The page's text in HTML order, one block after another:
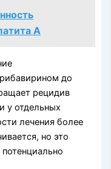
А
до
рецидив
у отдельных
лечения более
но это